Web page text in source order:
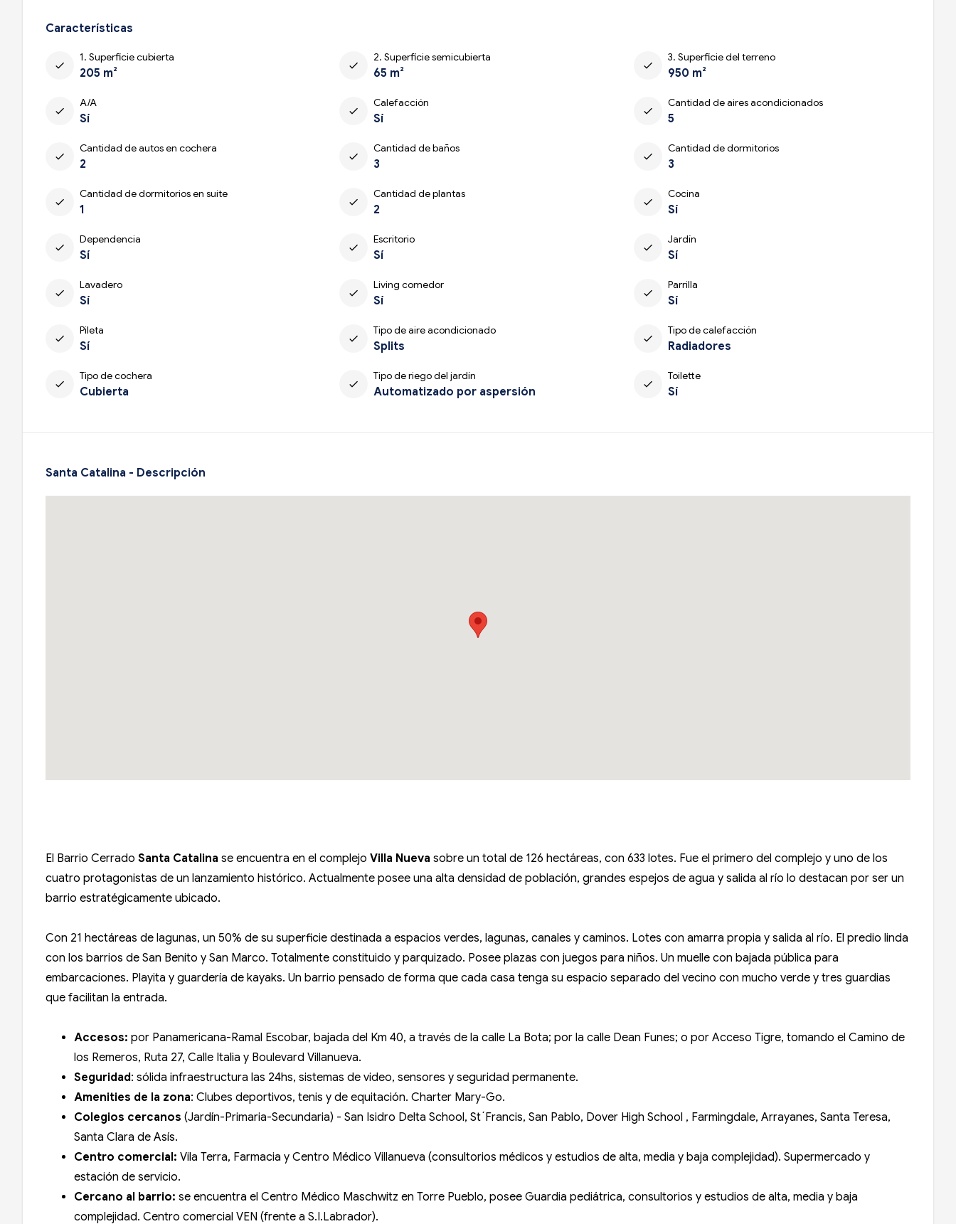
Características
check
1. Superficie cubierta
205 m²
check
2. Superficie semicubierta
65 m²
check
3. Superficie del terreno
950 m²
check
A/A
Sí
check
Calefacción
Sí
check
Cantidad de aires acondicionados
5
check
Cantidad de autos en cochera
2
check
Cantidad de baños
3
check
Cantidad de dormitorios
3
check
Cantidad de dormitorios en suite
1
check
Cantidad de plantas
2
check
Cocina
Sí
check
Dependencia
Sí
check
Escritorio
Sí
check
Jardín
Sí
check
Lavadero
Sí
check
Living comedor
Sí
check
Parrilla
Sí
check
Pileta
Sí
check
Tipo de aire acondicionado
Splits
check
Tipo de calefacción
Radiadores
check
Tipo de cochera
Cubierta
check
Tipo de riego del jardín
Automatizado por aspersión
check
Toilette
Sí
Santa Catalina - Descripción
El Barrio Cerrado Santa Catalina se encuentra en el complejo Villa Nueva sobre un total de 126 hectáreas, con 633 lotes. Fue el primero del complejo y uno de los
cuatro protagonistas de un lanzamiento histórico. Actualmente posee una alta densidad de población, grandes espejos de agua y salida al río lo destacan por ser un
barrio estratégicamente ubicado.
Con 21 hectáreas de lagunas, un 50% de su superficie destinada a espacios verdes, lagunas, canales y caminos. Lotes con amarra propia y salida al río. El predio linda
con los barrios de San Benito y San Marco. Totalmente constituido y parquizado. Posee plazas con juegos para niños. Un muelle con bajada pública para
embarcaciones. Playita y guardería de kayaks. Un barrio pensado de forma que cada casa tenga su espacio separado del vecino con mucho verde y tres guardias
que facilitan la entrada.
Accesos: por Panamericana-Ramal Escobar, bajada del Km 40, a través de la calle La Bota; por la calle Dean Funes; o por Acceso Tigre, tomando el Camino de
los Remeros, Ruta 27, Calle Italia y Boulevard Villanueva.
Seguridad: sólida infraestructura las 24hs, sistemas de video, sensores y seguridad permanente.
Amenities de la zona: Clubes deportivos, tenis y de equitación. Charter Mary-Go.
Colegios cercanos (Jardín-Primaria-Secundaria) - San Isidro Delta School, St´Francis, San Pablo, Dover High School , Farmingdale, Arrayanes, Santa Teresa,
Santa Clara de Asís.
Centro comercial: Vila Terra, Farmacia y Centro Médico Villanueva (consultorios médicos y estudios de alta, media y baja complejidad). Supermercado y
estación de servicio.
Cercano al barrio: se encuentra el Centro Médico Maschwitz en Torre Pueblo, posee Guardia pediátrica, consultorios y estudios de alta, media y baja
complejidad. Centro comercial VEN (frente a S.I.Labrador).